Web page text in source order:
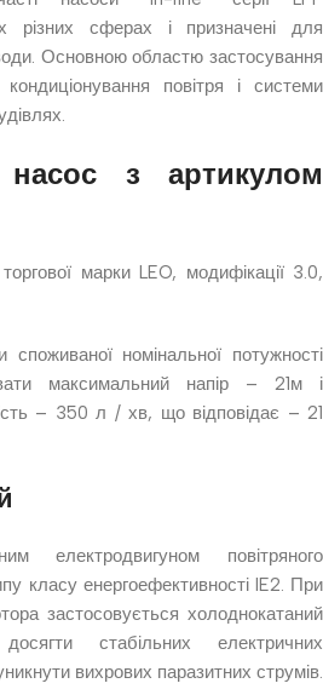
різних сферах і призначені для
Основною областю застосування
повітря і системи
насос з артикулом
марки LEO, модифікації 3.0,
номінальної потужності
максимальний напір – 21м і
– 350 л / хв, що відповідає – 21
електродвигуном повітряного
класу енергоефективності IE2. При
застосовується холоднокатаний
стабільних електричних
вихрових паразитних струмів.